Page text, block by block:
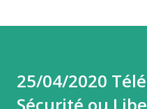
25/04/2020